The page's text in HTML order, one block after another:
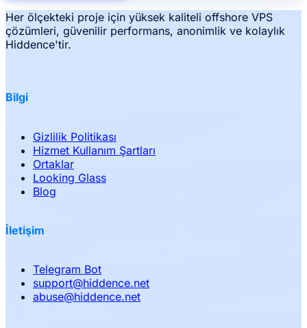
Her ölçekteki proje için yüksek kaliteli offshore VPS
çözümleri, güvenilir performans, anonimlik ve kolaylık
Hiddence'tir.
Bilgi
Gizlilik Politikası
Hizmet Kullanım Şartları
Ortaklar
Looking Glass
Blog
İletişim
Telegram Bot
support@hiddence.net
abuse@hiddence.net